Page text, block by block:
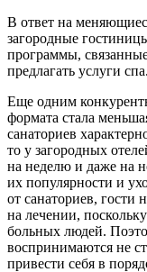
В ответ на
загородные
программы,
предлагать услуги спа.
Еще одним
формата стала
санаториев
то у загородных
на неделю и даже на
их популярности и
от санаториев, гости
на лечении,
больных людей.
воспринимаются не
привести себя в